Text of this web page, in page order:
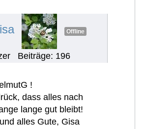
Offline
Beiträge: 196
!
dass alles nach
lange gut bleibt!
alles Gute, Gisa